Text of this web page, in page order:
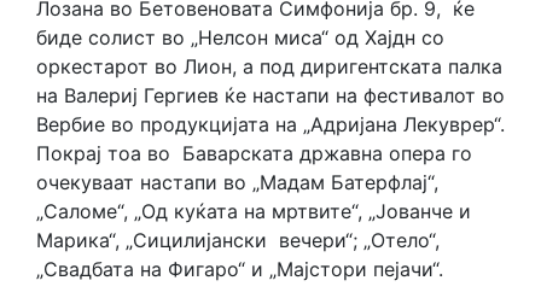
Лозана во Бетовеновата Симфонија бр. 9, ќе
биде солист во „Нелсон миса“ од Хајдн со
оркестарот во Лион, а под диригентската палка
на Валериј Гергиев ќе настапи на фестивалот во
Вербие во продукцијата на „Адријана Лекуврер“.
Покрај тоа во Баварската државна опера го
очекуваат настапи во „Мадам Батерфлај“,
„Саломе“, „Од куќата на мртвите“, „Јованче и
Марика“, „Сицилијански вечери“; „Отело“,
„Свадбата на Фигаро“ и „Мајстори пејачи“.